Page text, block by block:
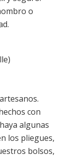
o
con
algunas
los pliegues,
bolsos,